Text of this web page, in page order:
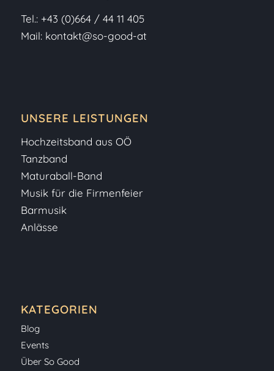
Tel.: +43 (0)664 / 44 11 405
Mail: kontakt@so-good-at
UNSERE LEISTUNGEN
Hochzeitsband aus OÖ
Tanzband
Maturaball-Band
Musik für die Firmenfeier
Barmusik
Anlässe
KATEGORIEN
Blog
Events
Über So Good